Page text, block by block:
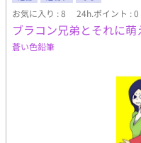
お気に入り : 8 24h.ポイント : 0
ブラコン兄弟とそれに
蒼い色鉛筆